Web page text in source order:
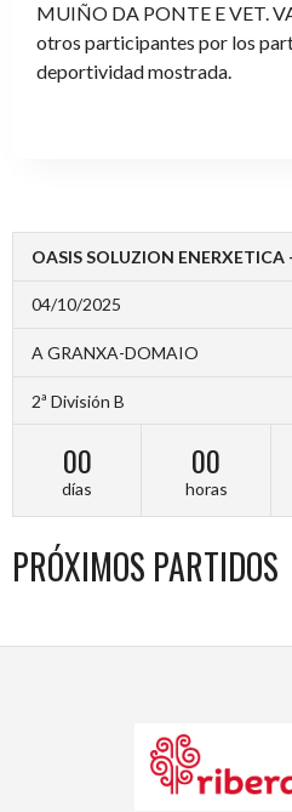
MUIÑO DA PONTE E VET.
otros participantes por los
deportividad mostrada.
OASIS SOLUZION
04/10/2025
A GRANXA-DOMAIO
2ª División B
00
días
00
horas
PRÓXIMOS PARTIDOS